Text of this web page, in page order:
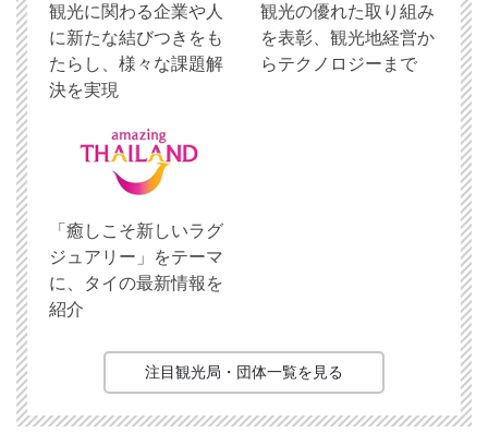
観光に関わる企業や人
に新たな結びつきをも
たらし、様々な課題解
決を実現
観光の優れた取り組み
を表彰、観光地経営か
らテクノロジーまで
「癒しこそ新しいラグ
ジュアリー」をテーマ
に、タイの最新情報を
紹介
注目観光局・団体一覧を見る